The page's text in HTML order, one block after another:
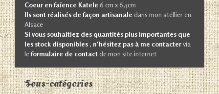
Coeur en faïence Katele 6 cm x 6,5cm
Ils sont réalisés de façon artisanale dans mon atellier en
Alsace
Si vous souhaitiez des quantités plus importantes que
les stock disponibles , n'hésitez pas à me contactervia
leformulaire de contactde mon site internet
Sous-catégories